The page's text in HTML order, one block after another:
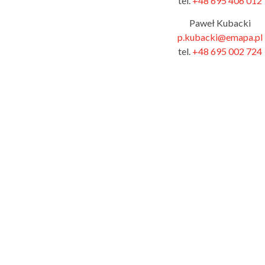
Paweł Kubacki
p.kubacki@emapa.pl
tel. +48 695 002 724